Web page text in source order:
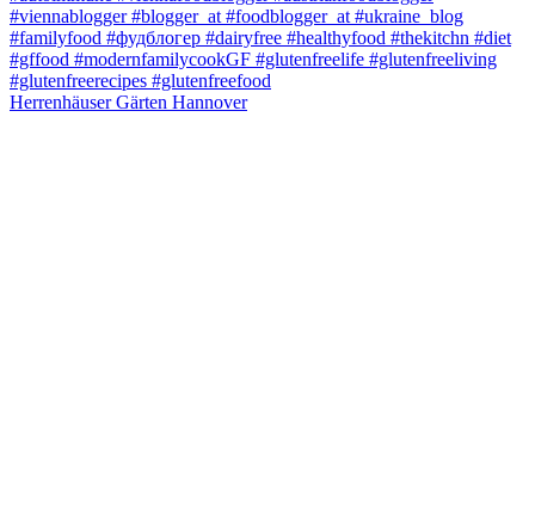
Herrenhäuser Gärten Hannover